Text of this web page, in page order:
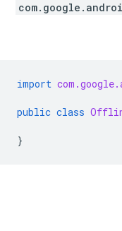
import
public class
}